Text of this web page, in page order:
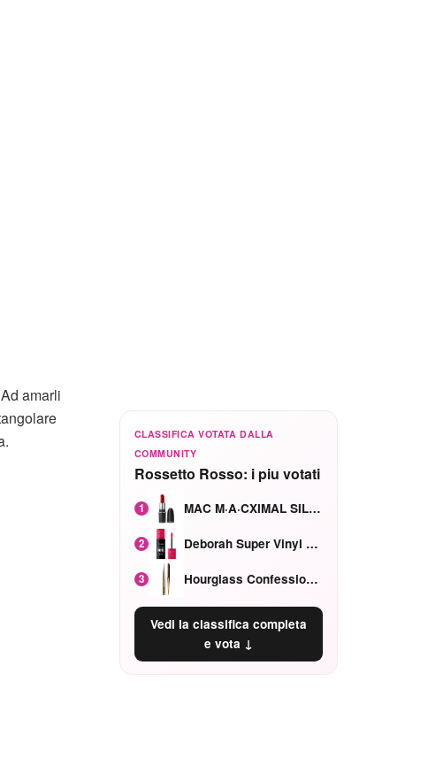
amarli
CLASSIFICA VOTATA DALLA
COMMUNITY
Rossetto Rosso: i piu votati
1 MAC M·A·CXIMAL SILKY MATTE Red Rock mat
2 Deborah Super Vinyl Shake Rosa Ciliegia
3 Hourglass Confession Ricaricabile Ultra Preciso Ad Alta Intensità Secretly Classic Red
Vedi la classifica completa
e vota ↓